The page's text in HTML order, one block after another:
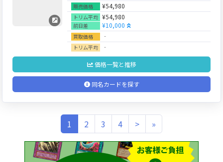
販売価格 ¥54,980
トリム平均 ¥54,980
前日差 ¥10,000
買取価格 ‐
トリム平均 ‐
価格一覧と推移
同名カードを探す
1 (current)
2 3 4 > »